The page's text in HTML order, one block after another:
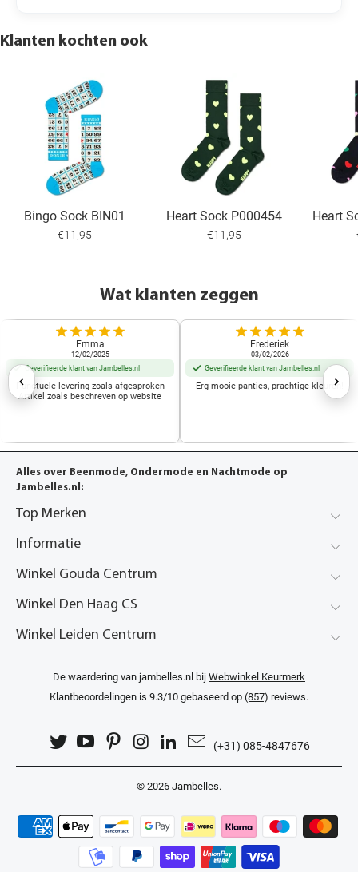
Klanten kochten ook
Bingo Sock BIN01
€11,95
Heart Sock P000454
€11,95
Heart
Wat klanten zeggen
Emma
12/02/2025
Geverifieerde klant van Jambelles.nl
Punctuele levering zoals afgesproken
Artikel zoals beschreven op website
Frederiek
03/02/2026
Geverifieerde klant van Jambelles.nl
Erg mooie panties, prachtige kleuren!
Alles over Beenmode, Ondermode en Nachtmode op
Jambelles.nl:
Top Merken
Informatie
Winkel Gouda Centrum
Winkel Den Haag CS
Winkel Leiden Centrum
De waardering van jambelles.nl bij Webwinkel Keurmerk
Klantbeoordelingen is 9.3/10 gebaseerd op (857) reviews.
(+31) 085-4847676
© 2026 Jambelles.